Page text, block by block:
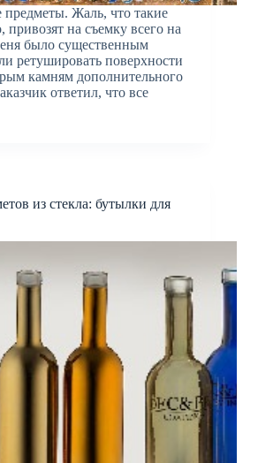
Жаль, что такие
на съемку всего на
было существенным
ретушировать поверхности
камням дополнительного
ответил, что все
из стекла: бутылки для